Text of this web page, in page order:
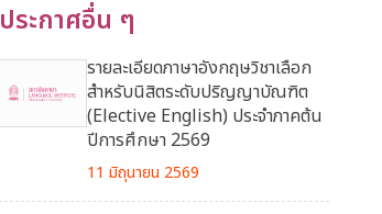
ประกาศอื่น ๆ
รายละเอียดภาษาอังกฤษวิชาเลือก
สำหรับนิสิตระดับปริญญาบัณฑิต
(Elective English) ประจำภาคต้น
ปีการศึกษา 2569
11 มิถุนายน 2569